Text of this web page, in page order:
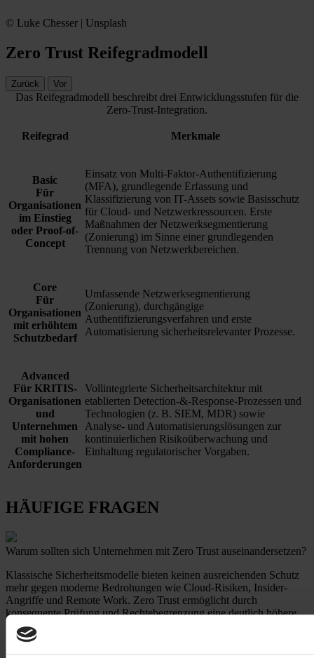
© Luke Chesser | Unsplash
Zero Trust Reifegradmodell
Zurück Vor
Das Reifegradmodell beschreibt drei Entwicklungsstufen für die
Zero-Trust-Integration.
Reifegrad Merkmale
Basic
Für
Organisationen
im Einstieg
oder Proof-of-
Concept
Einsatz von Multi-Faktor-Authentifizierung
(MFA), grundlegende Erfassung und
Klassifizierung von IT-Assets sowie Basisschutz
für Cloud- und Netzwerkressourcen. Erste
Maßnahmen der Netzwerksegmentierung
(Zonierung) im Sinne einer grundlegenden
Trennung von Netzwerkbereichen.
Core
Für
Organisationen
mit erhöhtem
Schutzbedarf
Umfassende Netzwerksegmentierung
(Zonierung), durchgängige
Authentifizierungsverfahren und erste
Automatisierung sicherheitsrelevanter Prozesse.
Advanced
Für KRITIS-
Organisationen
und
Unternehmen
mit hohen
Compliance-
Anforderungen
Vollintegrierte Sicherheitsarchitektur mit
etablierten Detection-&-Response-Prozessen und
Technologien (z. B. SIEM, MDR) sowie
Analyse- und Automatisierungslösungen zur
kontinuierlichen Risikoüberwachung und
Einhaltung regulatorischer Vorgaben.
HÄUFIGE FRAGEN
Warum sollten sich Unternehmen mit Zero Trust auseinandersetzen?
Klassische Sicherheitsmodelle bieten keinen ausreichenden Schutz
mehr gegen moderne Bedrohungen wie Cloud-Risiken, Insider-
Angriffe und Remote Work. Zero Trust ermöglicht durch
konsequente Prüfung und Rechtebegrenzung eine deutlich höhere
icherheitswirksamkeit.
für Resilienz, regulatorische Konformität und nachhaltigen